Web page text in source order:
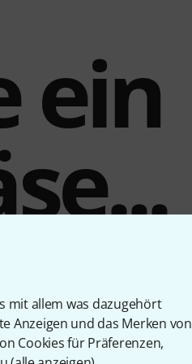
mit allem was dazugehört
Anzeigen und das Merken von
Cookies für Präferenzen,
ein
die Ohren, aber auf
im Spielgefühl in Kauf
löst mittels der
und
18“ Crashbecken und